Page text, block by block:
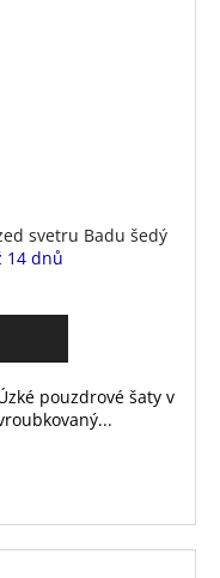
svetru Badu šedý
14 dnů
pouzdrové šaty v